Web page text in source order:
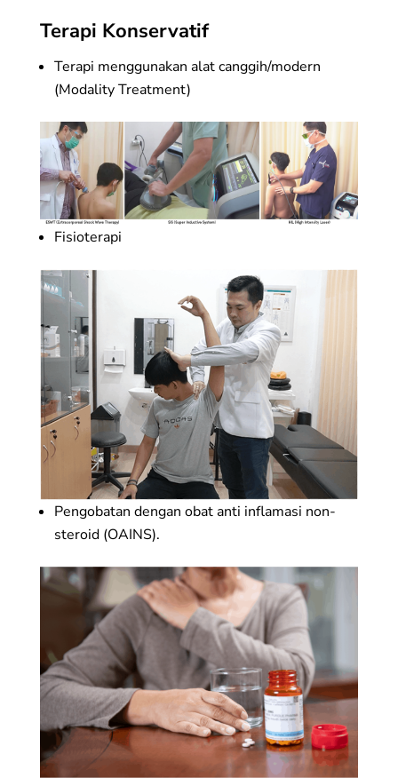
Terapi Konservatif
Terapi menggunakan alat canggih/modern
(Modality Treatment)
Fisioterapi
Pengobatan dengan obat anti inflamasi non-
steroid (OAINS).